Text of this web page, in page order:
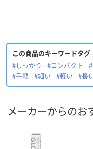
この商品のキーワードタグ
#しっかり
#コンパクト
#手軽 #細い #軽い #長
メーカーからのお